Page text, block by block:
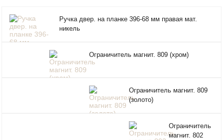
Ручка двер. на планке 396-68 мм правая мат.
никель
Ограничитель магнит. 809 (хром)
Ограничитель магнит. 809
(золото)
Ограничитель
магнит. 802